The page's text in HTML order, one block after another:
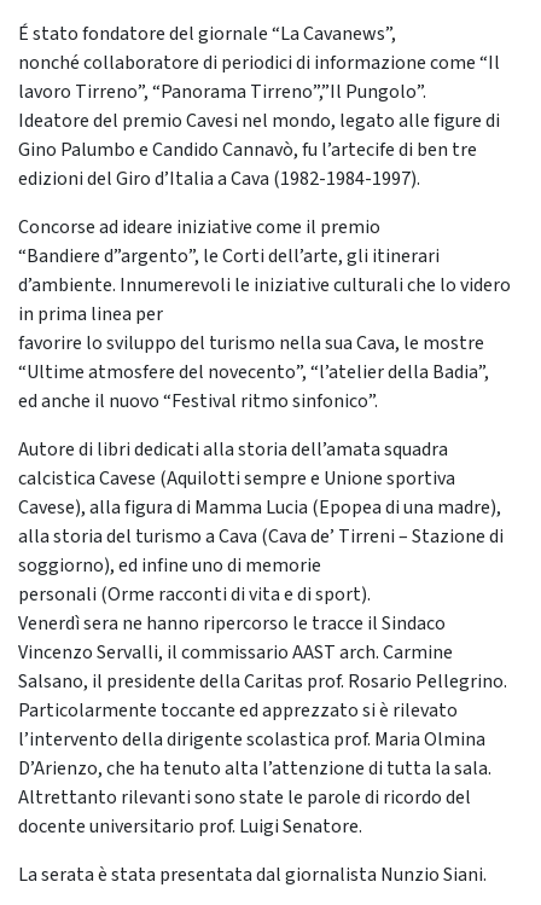
É stato fondatore del giornale “La Cavanews”,
nonché collaboratore di periodici di informazione come “Il
lavoro Tirreno”, “Panorama Tirreno”,”Il Pungolo”.
Ideatore del premio Cavesi nel mondo, legato alle figure di
Gino Palumbo e Candido Cannavò, fu l’artecife di ben tre
edizioni del Giro d’Italia a Cava (1982-1984-1997).
Concorse ad ideare iniziative come il premio
“Bandiere d”argento”, le Corti dell’arte, gli itinerari
d’ambiente. Innumerevoli le iniziative culturali che lo videro
in prima linea per
favorire lo sviluppo del turismo nella sua Cava, le mostre
“Ultime atmosfere del novecento”, “l’atelier della Badia”,
ed anche il nuovo “Festival ritmo sinfonico”.
Autore di libri dedicati alla storia dell’amata squadra
calcistica Cavese (Aquilotti sempre e Unione sportiva
Cavese), alla figura di Mamma Lucia (Epopea di una madre),
alla storia del turismo a Cava (Cava de’ Tirreni – Stazione di
soggiorno), ed infine uno di memorie
personali (Orme racconti di vita e di sport).
Venerdì sera ne hanno ripercorso le tracce il Sindaco
Vincenzo Servalli, il commissario AAST arch. Carmine
Salsano, il presidente della Caritas prof. Rosario Pellegrino.
Particolarmente toccante ed apprezzato si è rilevato
l’intervento della dirigente scolastica prof. Maria Olmina
D’Arienzo, che ha tenuto alta l’attenzione di tutta la sala.
Altrettanto rilevanti sono state le parole di ricordo del
docente universitario prof. Luigi Senatore.
La serata è stata presentata dal giornalista Nunzio Siani.